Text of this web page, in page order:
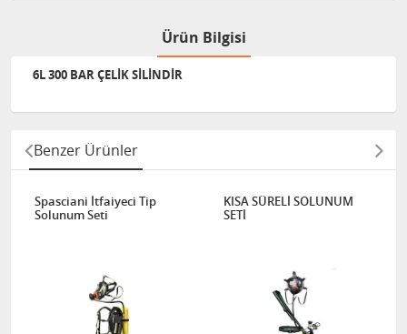
Ürün Bilgisi
6L 300 BAR ÇELİK SİLİNDİR
Benzer Ürünler
Spasciani İtfaiyeci Tip
Solunum Seti
KISA SÜRELİ SOLUNUM
SETİ